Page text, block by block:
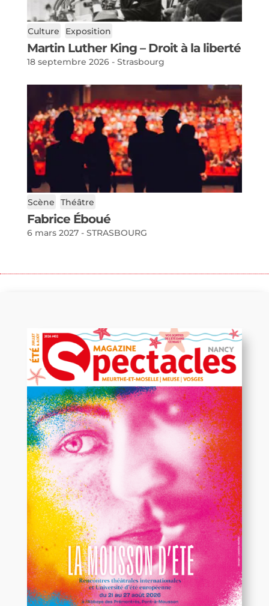
Culture Exposition
Martin Luther King – Droit à la liberté
18 septembre 2026 - Strasbourg
Scène Théâtre
Fabrice Éboué
6 mars 2027 - STRASBOURG